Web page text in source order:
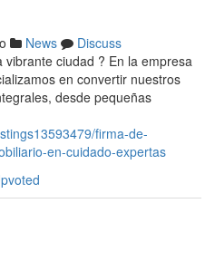
News
Discuss
ciudad ? En la empresa
en convertir nuestros
desde pequeñas
firma-de-
en-cuidado-expertas